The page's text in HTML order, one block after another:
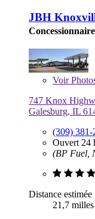
JBH
Voir
747 Knox
Galesburg, IL
(309) 381-
Ouvert 24
(BP Fuel,
Distance estimée
21,7 milles